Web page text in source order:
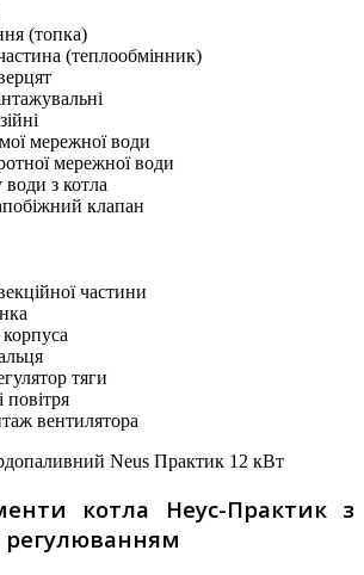
(топка)
(теплообмінник)
мережної води
мережної води
з котла
клапан
частини
корпуса
тяги
повітря
вентилятора
котла Неус-Практик з